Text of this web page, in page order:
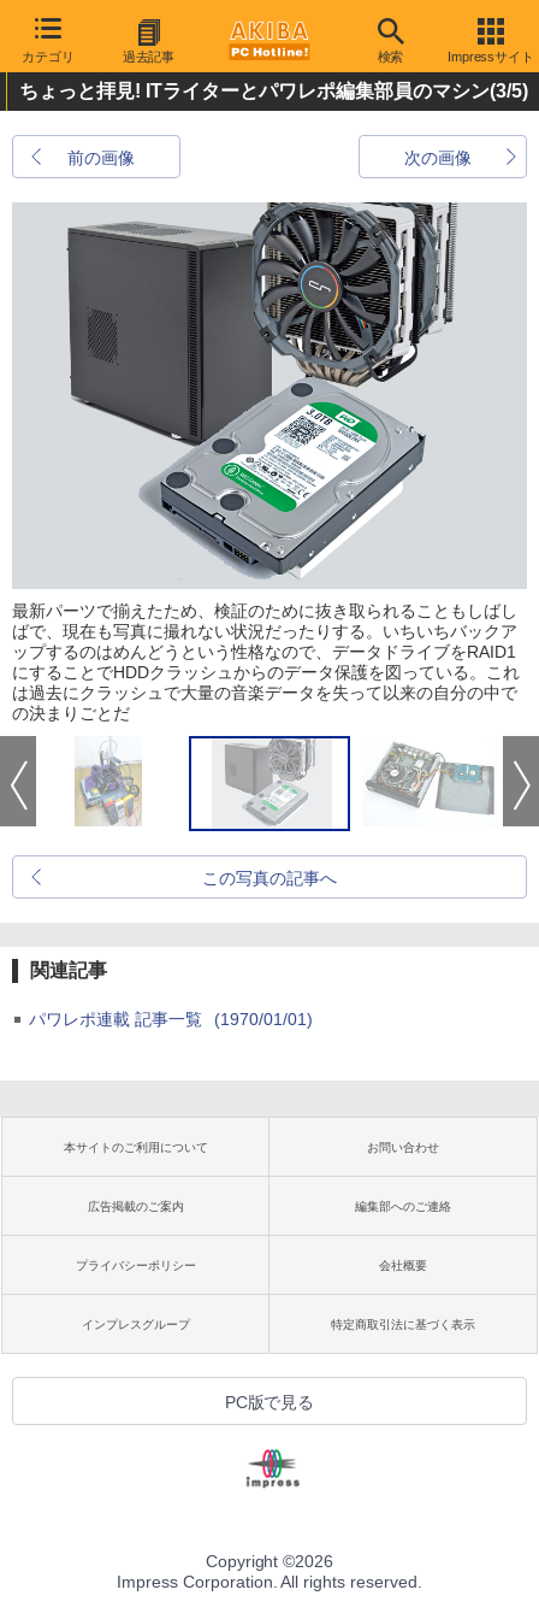
カテゴリ 過去記事 検索 Impressサイト
ちょっと拝見! ITライターとパワレポ編集部員のマシン(3/5)
前の画像 次の画像
最新パーツで揃えたため、検証のために抜き取られることもしばし
ばで、現在も写真に撮れない状況だったりする。いちいちバックア
ップするのはめんどうという性格なので、データドライブをRAID1
にすることでHDDクラッシュからのデータ保護を図っている。これ
は過去にクラッシュで大量の音楽データを失って以来の自分の中で
の決まりごとだ
この写真の記事へ
関連記事
パワレポ連載 記事一覧 (1970/01/01)
本サイトのご利用について お問い合わせ
広告掲載のご案内 編集部へのご連絡
プライバシーポリシー 会社概要
インプレスグループ 特定商取引法に基づく表示
PC版で見る
Copyright ©2026
Impress Corporation. All rights reserved.